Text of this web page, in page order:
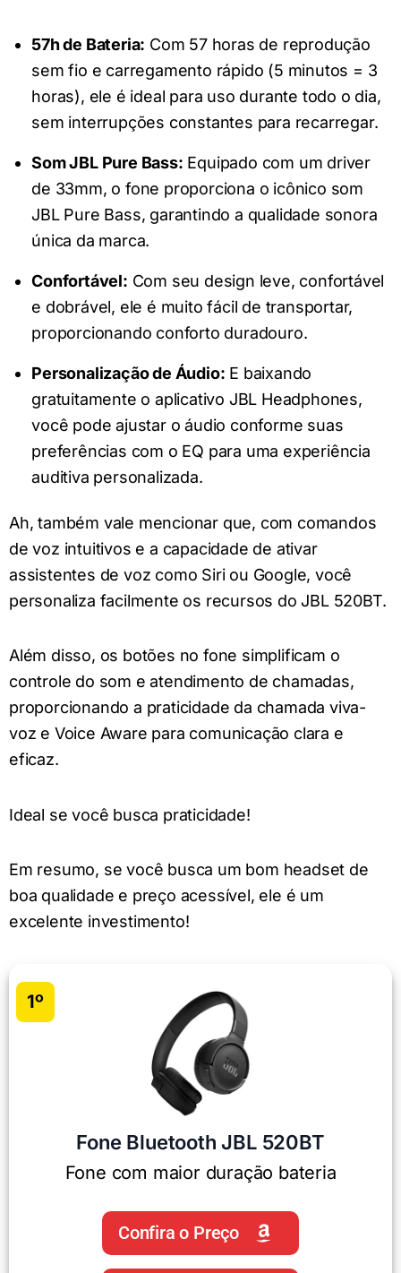
57h de Bateria: Com 57 horas de reprodução
sem fio e carregamento rápido (5 minutos = 3
horas), ele é ideal para uso durante todo o dia,
sem interrupções constantes para recarregar.
Som JBL Pure Bass: Equipado com um driver
de 33mm, o fone proporciona o icônico som
JBL Pure Bass, garantindo a qualidade sonora
única da marca.
Confortável: Com seu design leve, confortável
e dobrável, ele é muito fácil de transportar,
proporcionando conforto duradouro.
Personalização de Áudio: E baixando
gratuitamente o aplicativo JBL Headphones,
você pode ajustar o áudio conforme suas
preferências com o EQ para uma experiência
auditiva personalizada.
Ah, também vale mencionar que, com comandos
de voz intuitivos e a capacidade de ativar
assistentes de voz como Siri ou Google, você
personaliza facilmente os recursos do JBL 520BT.
Além disso, os botões no fone simplificam o
controle do som e atendimento de chamadas,
proporcionando a praticidade da chamada viva-
voz e Voice Aware para comunicação clara e
eficaz.
Ideal se você busca praticidade!
Em resumo, se você busca um bom headset de
boa qualidade e preço acessível, ele é um
excelente investimento!
1º
Fone Bluetooth JBL 520BT
Fone com maior duração bateria
Confira o Preço